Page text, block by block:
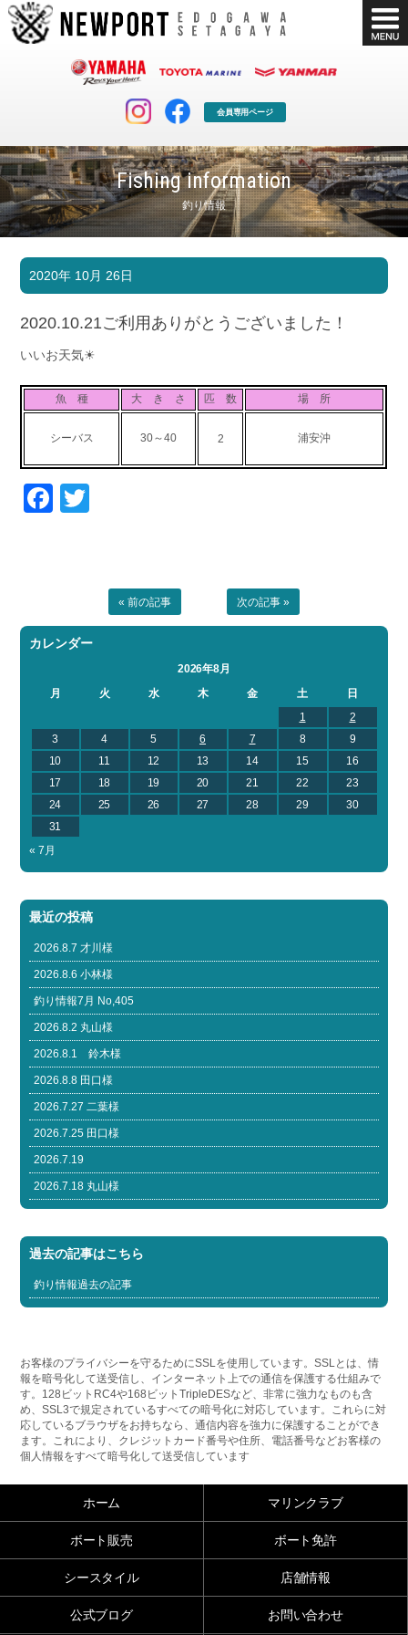
会員専用ページ
Fishing information
釣り情報
マリンクラブ
マリンライフを堪能したい！
ボート販売
ボート免許
長年の実績と信頼！
シースタイル
Sea-Style
Shop Info. Blog
Company
採用情報
2020年 10月 26日
2020.10.21ご利用ありがとうございました！
いいお天気☀
魚 種 大 き さ 匹 数 場 所
シーバス 30～40 2 浦安沖
Facebook
« 前の記事 次の記事 »
カレンダー
2026年8月
月
火 水 木 金 土
日
1
2
3
4 5 6 7 8
9
10
11 12 13 14 15
16
17
18 19 20 21 22
23
24
25 26 27 28 29
30
31
« 7月
最近の投稿
2026.8.7 才川様
2026.8.6 小林様
釣り情報7月 No,405
2026.8.2 丸山様
2026.8.1 鈴木様
2026.8.8 田口様
2026.7.27 二葉様
2026.7.25 田口様
2026.7.19
2026.7.18 丸山様
過去の記事はこちら
釣り情報過去の記事
お客様のプライバシーを守るためにSSLを使用しています。SSLとは、情
報を暗号化して送受信し、インターネット上での通信を保護する仕組みで
す。128ビットRC4や168ビットTripleDESなど、非常に強力なものも含
め、SSL3で規定されているすべての暗号化に対応しています。これらに対
応しているブラウザをお持ちなら、通信内容を強力に保護することができ
ます。これにより、クレジットカード番号や住所、電話番号などお客様の
個人情報をすべて暗号化して送受信しています
ホーム マリンクラブ
ボート販売 ボート免許
シースタイル 店舗情報
公式ブログ お問い合わせ